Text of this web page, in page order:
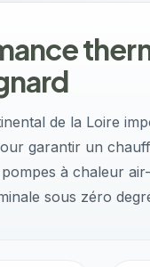
de la Loire
garantir un
à chaleur
sous zéro